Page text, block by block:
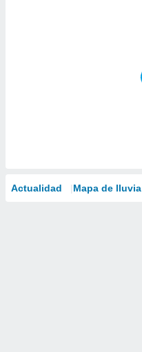
Actualidad Mapa de lluvia